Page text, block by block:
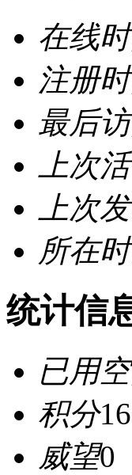
在线
注册
最后
上次
上次
所在
统计信
已用
积分
威望0